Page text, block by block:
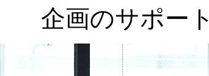
企画のサポート